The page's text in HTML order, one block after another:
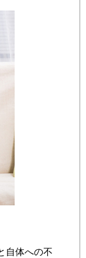
自体への不